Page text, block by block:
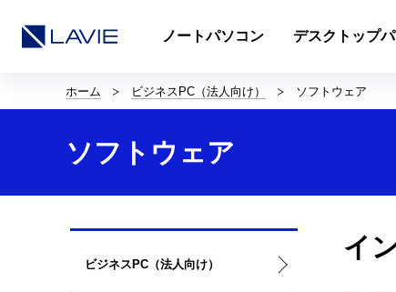
ノートパソコン デスクトップ
イ
ト
現
ホーム ビジネスPC（法人向け） ソフトウェア
ソフトウェア
ビジネスPC（法人向け）
イ